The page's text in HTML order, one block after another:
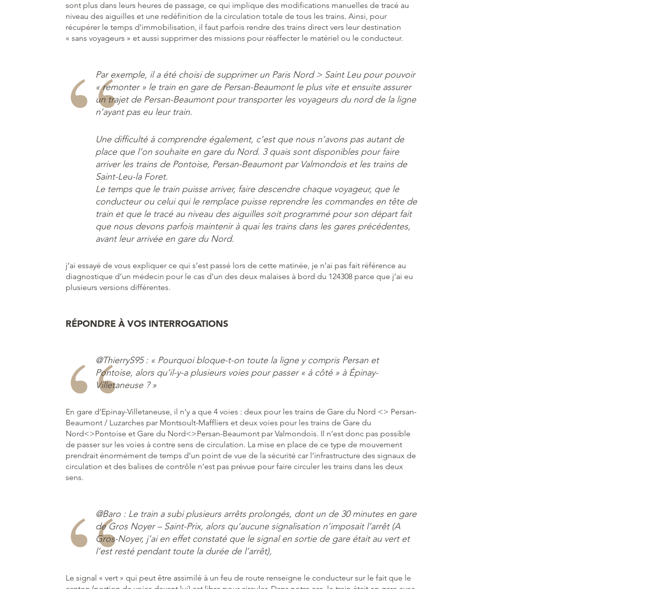
sont plus dans leurs heures de passage, ce qui implique des modifications manuelles de tracé au
niveau des aiguilles et une redéfinition de la circulation totale de tous les trains. Ainsi, pour
récupérer le temps d’immobilisation, il faut parfois rendre des trains direct vers leur destination
« sans voyageurs » et aussi supprimer des missions pour réaffecter le matériel ou le conducteur.
Par exemple, il a été choisi de supprimer un Paris Nord > Saint Leu pour pouvoir
« remonter » le train en gare de Persan-Beaumont le plus vite et ensuite assurer
un trajet de Persan-Beaumont pour transporter les voyageurs du nord de la ligne
n’ayant pas eu leur train.
Une difficulté à comprendre également, c’est que nous n’avons pas autant de
place que l’on souhaite en gare du Nord. 3 quais sont disponibles pour faire
arriver les trains de Pontoise, Persan-Beaumont par Valmondois et les trains de
Saint-Leu-la Foret.
Le temps que le train puisse arriver, faire descendre chaque voyageur, que le
conducteur ou celui qui le remplace puisse reprendre les commandes en tête de
train et que le tracé au niveau des aiguilles soit programmé pour son départ fait
que nous devons parfois maintenir à quai les trains dans les gares précédentes,
avant leur arrivée en gare du Nord.
j’ai essayé de vous expliquer ce qui s’est passé lors de cette matinée, je n’ai pas fait référence au
diagnostique d’un médecin pour le cas d’un des deux malaises à bord du 124308 parce que j’ai eu
plusieurs versions différentes.
RÉPONDRE À VOS INTERROGATIONS
@ThierryS95 : « Pourquoi bloque-t-on toute la ligne y compris Persan et
Pontoise, alors qu’il-y-a plusieurs voies pour passer « à côté » à Épinay-
Villetaneuse ? »
En gare d’Epinay-Villetaneuse, il n’y a que 4 voies : deux pour les trains de Gare du Nord <> Persan-
Beaumont / Luzarches par Montsoult-Maffliers et deux voies pour les trains de Gare du
Nord<>Pontoise et Gare du Nord<>Persan-Beaumont par Valmondois. Il n’est donc pas possible
de passer sur les voies à contre sens de circulation. La mise en place de ce type de mouvement
prendrait énormément de temps d’un point de vue de la sécurité car l’infrastructure des signaux de
circulation et des balises de contrôle n’est pas prévue pour faire circuler les trains dans les deux
sens.
@Baro : Le train a subi plusieurs arrêts prolongés, dont un de 30 minutes en gare
de Gros Noyer – Saint-Prix, alors qu’aucune signalisation n’imposait l’arrêt (A
Gros-Noyer, j’ai en effet constaté que le signal en sortie de gare était au vert et
l’est resté pendant toute la durée de l’arrêt),
Le signal « vert » qui peut être assimilé à un feu de route renseigne le conducteur sur le fait que le